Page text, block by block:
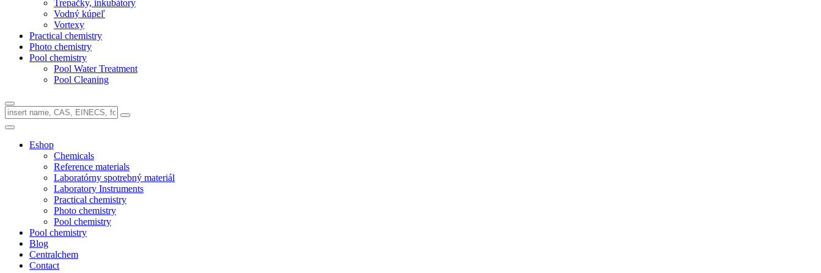
Trepačky, inkubátory
Vodný kúpeľ
Vortexy
Practical chemistry
Photo chemistry
Pool chemistry
Pool Water Treatment
Pool Cleaning
Eshop
Chemicals
Reference materials
Laboratórny spotrebný materiál
Laboratory Instruments
Practical chemistry
Photo chemistry
Pool chemistry
Pool chemistry
Blog
Centralchem
Contact